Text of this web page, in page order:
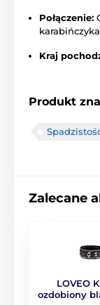
Połączenie:
Kraj
Produkt
Zalecane
LOVEO
ozdobiony